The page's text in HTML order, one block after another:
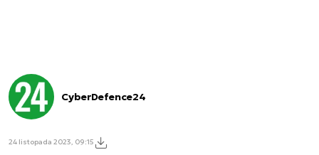
CyberDefence24
24 listopada 2023, 09:15